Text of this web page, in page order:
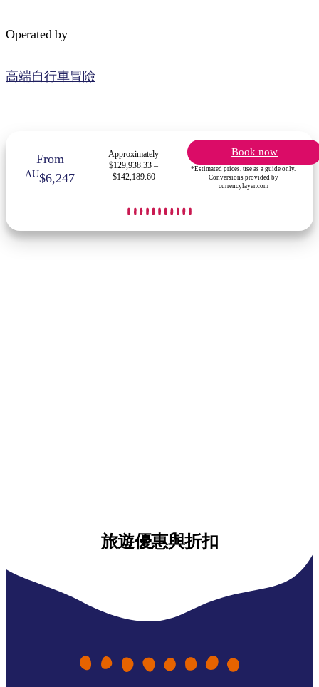
Operated by
高端自行車冒險
From
AU$6,247
Approximately
$129,938.33 –
$142,189.60
Book now
*Estimated prices, use as a guide only.
Conversions provided by
currencylayer.com
旅遊優惠與折扣